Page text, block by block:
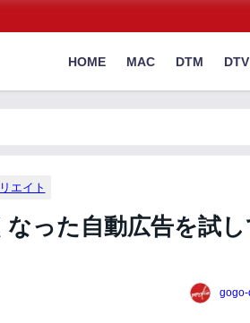
HOME MAC DTM DTV
エイト
った自動広告を試